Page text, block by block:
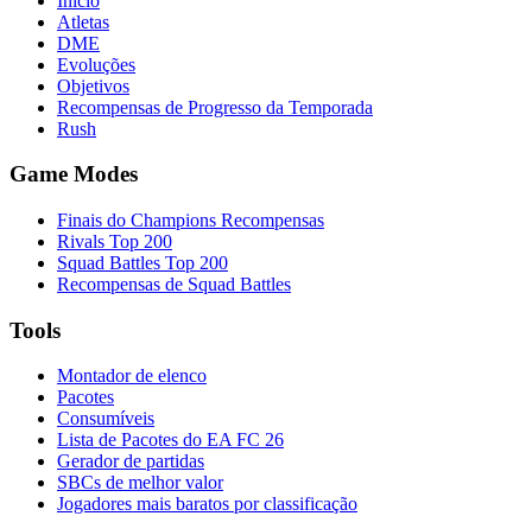
Atletas
DME
Evoluções
Objetivos
Recompensas de Progresso da Temporada
Rush
Game Modes
Finais do Champions Recompensas
Rivals Top 200
Squad Battles Top 200
Recompensas de Squad Battles
Tools
Montador de elenco
Pacotes
Consumíveis
Lista de Pacotes do EA FC 26
Gerador de partidas
SBCs de melhor valor
Jogadores mais baratos por classificação